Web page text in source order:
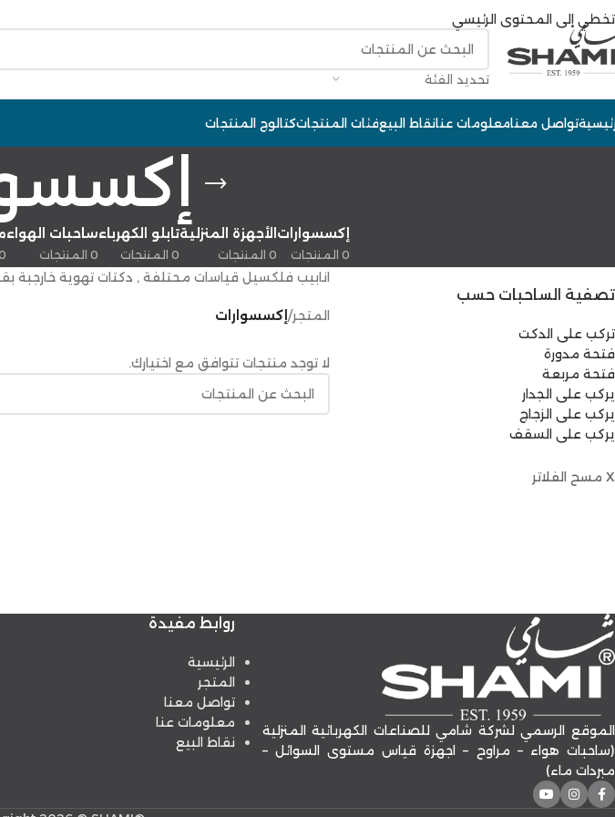
تخطي إلى المحتوى الرئيسي
تحديد الفئة
تواصل معنامعلومات عنانقاط البيعفئات المنتجاتكتالوج المنتجات
إكسسوارات
0 المنتجات
الأجهزة المنزلية
0 المنتجات
تابلو الكهرباء
0 المنتجات
ساحبات الهواء
0 المنتجات 0
تصفية الساحبات حسب
تركب على الدكت
فتحة مدورة
فتحة مربعة
يركب على الجدار
يركب على الزجاج
يركب على السقف
X مسح الفلاتر
انابيب فلكسيل قياسات محتلفة , دكتات تهوية خارجبة بقياسات 4
المتجر/إكسسوارات
لا توجد منتجات تتوافق مع اختيارك.
الموقع الرسمي لشركة شامي للصناعات الكهربائية المنزلية
(ساحبات هواء – مراوح – اجهزة قياس مستوى السوائل –
مبردات ماء)
روابط مفيدة
الرئيسية
المتجر
تواصل معنا
معلومات عنا
نقاط البيع